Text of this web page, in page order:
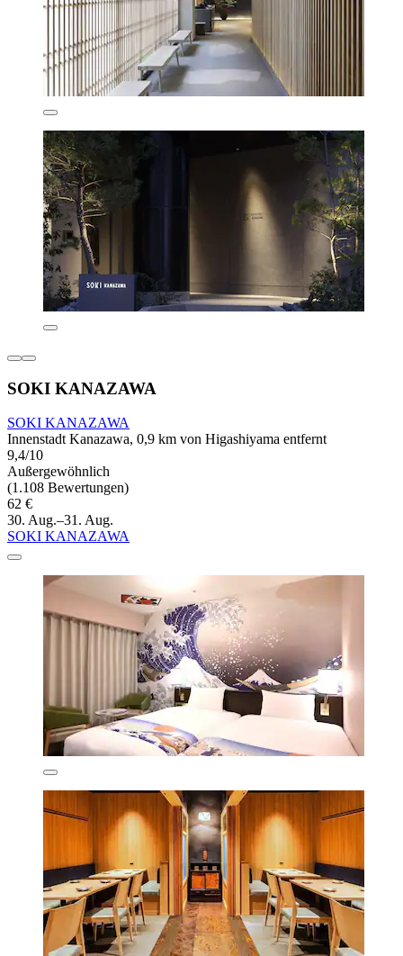
SOKI KANAZAWA
SOKI KANAZAWA
Innenstadt Kanazawa, 0,9 km von Higashiyama entfernt
9,4/10
Außergewöhnlich
(1.108 Bewertungen)
62 €
30. Aug.–31. Aug.
SOKI KANAZAWA